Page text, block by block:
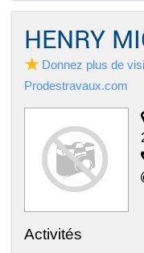
HENRY
Donnez plus de
Prodestravaux.com
Activités